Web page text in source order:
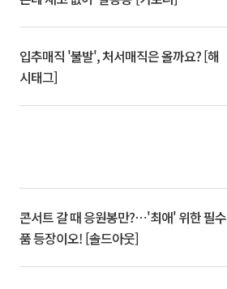
입추매직 '불발', 처서매직은 올까요? [해
시태그]
콘서트 갈 때 응원봉만?⋯'최애' 위한 필수
품 등장이오! [솔드아웃]